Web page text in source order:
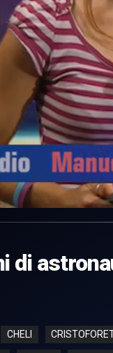
di
CHELI